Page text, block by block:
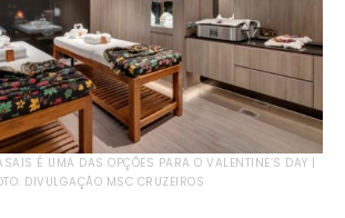
É UMA DAS OPÇÕES PARA O VALENTINE’S DAY |
DIVULGAÇÃO MSC CRUZEIROS